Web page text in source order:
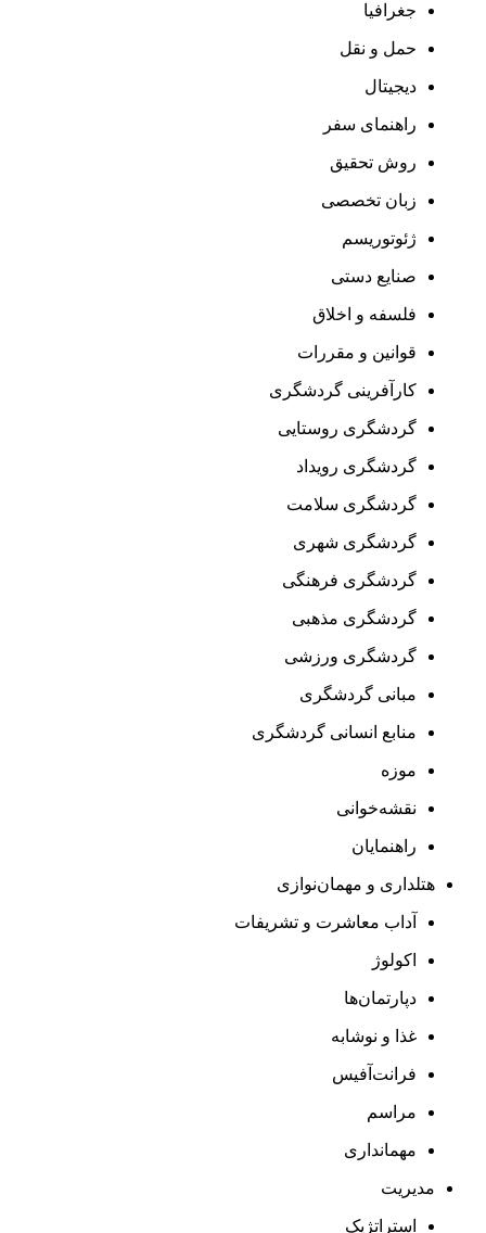
جغرافیا
حمل و نقل
دیجیتال
راهنمای سفر
روش تحقیق
زبان تخصصی
ژئوتوریسم
صنایع دستی
فلسفه و اخلاق
قوانین و مقررات
کارآفرینی گردشگری
گردشگری روستایی
گردشگری رویداد
گردشگری سلامت
گردشگری شهری
گردشگری فرهنگی
گردشگری مذهبی
گردشگری ورزشی
مبانی گردشگری
منابع انسانی گردشگری
موزه
نقشه‌خوانی
راهنمایان
هتلداری و مهمان‌نوازی
آداب معاشرت و تشریفات
اکولوژ
دپارتمان‌ها
غذا و نوشابه
فرانت‌آفیس
مراسم
مهمانداری
مدیریت
استراتژیک